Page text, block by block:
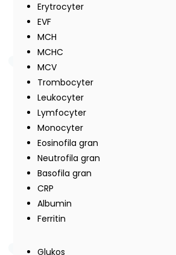
Erytrocyter
EVF
MCH
MCHC
MCV
Trombocyter
Leukocyter
Lymfocyter
Monocyter
Eosinofila gran
Neutrofila gran
Basofila gran
CRP
Albumin
Ferritin
Glukos